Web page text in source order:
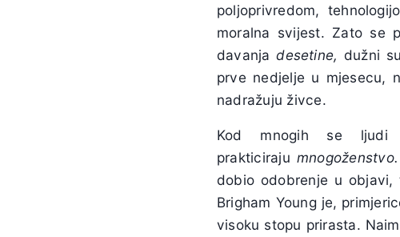
poljoprivredom,
moralna svijest. Zato se
davanja desetine, dužni
prve nedjelje u mjesecu,
nadražuju živce.
Kod mnogih se ljudi
prakticiraju mnogoženstvo.
dobio odobrenje u
Brigham Young je,
visoku stopu prirasta.